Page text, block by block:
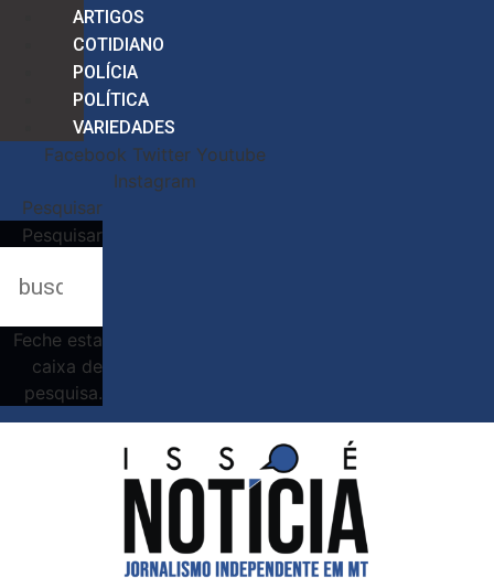
ARTIGOS
COTIDIANO
POLÍCIA
POLÍTICA
VARIEDADES
Facebook Twitter Youtube
Instagram
Pesquisar
Pesquisar
Feche esta
caixa de
pesquisa.